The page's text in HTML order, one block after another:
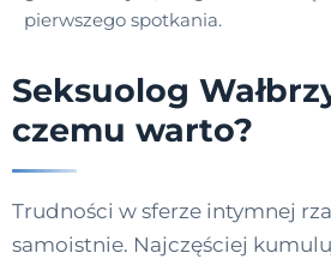
pierwszego spotkania.
Seksuolog
czemu warto?
Trudności w sferze intymnej
samoistnie. Najczęściej